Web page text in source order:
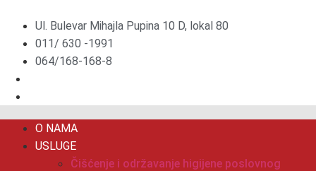
садржај
Ul. Bulevar Mihajla Pupina 10 D, lokal 80
011/ 630 -1991
064/168-168-8
O NAMA
USLUGE
Čišćenje i održavanje higijene poslovnog